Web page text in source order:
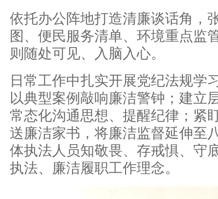
依托办公阵地打造清廉谈话角，
图、便民服务清单、环境重点监
则随处可见、入脑入心。
日常工作中扎实开展党纪法规学
以典型案例敲响廉洁警钟；建立
常态化沟通思想、提醒纪律；紧
送廉洁家书，将廉洁监督延伸至
体执法人员知敬畏、存戒惧、守
执法、廉洁履职工作理念。